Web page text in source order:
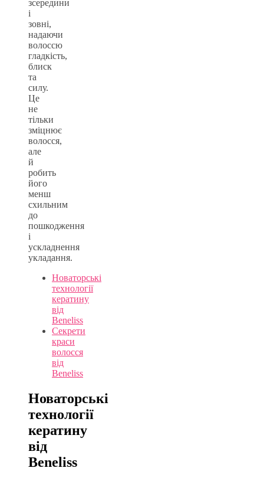
зсередини
і
зовні,
надаючи
волоссю
гладкість,
блиск
та
силу.
Це
не
тільки
зміцнює
волосся,
але
й
робить
його
менш
схильним
до
пошкодження
і
ускладнення
укладання.
Новаторські
технології
кератину
від
Beneliss
Секрети
краси
волосся
від
Beneliss
Новаторські
технології
кератину
від
Beneliss